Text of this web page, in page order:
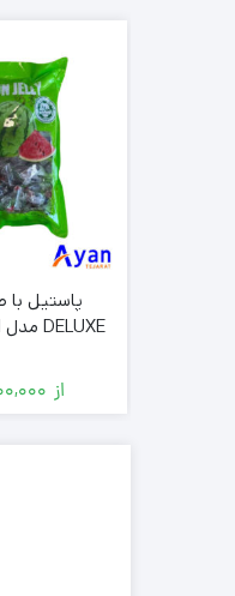
ارتباط با ما
سوالات
پاستیل با
از